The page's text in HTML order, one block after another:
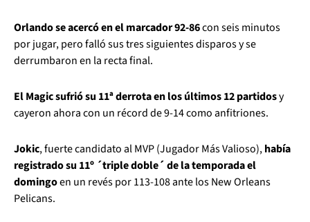
Orlando se acercó en el marcador 92-86con seis minutos
por jugar, pero falló sus tres siguientes disparos y se
derrumbaron en la recta final.
El Magic sufrió su 11ª derrota en los últimos 12 partidosy
cayeron ahora con un récord de 9-14 como anfitriones.
Jokic, fuerte candidato al MVP (Jugador Más Valioso),había
registrado su 11º ´triple doble´ de la temporada el
domingoen un revés por 113-108 ante los New Orleans
Pelicans.